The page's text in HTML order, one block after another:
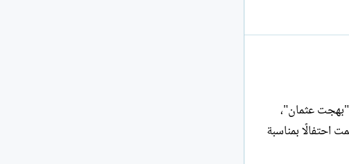
"بهجت عثمان"،
حجازي في 15 أغسطس ،1981 أثناء سهرة أقيمت احتفالًا بمناسبة